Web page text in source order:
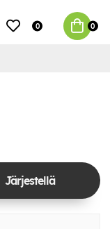
0 0
Järjestellä